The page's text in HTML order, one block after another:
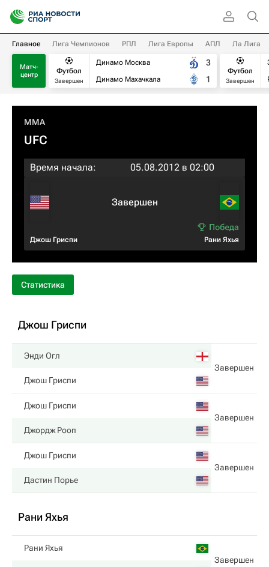
Главное Лига Чемпионов РПЛ Лига Европы АПЛ Ла Лига
Матч-
центр
Футбол
Завершен
Динамо Москва
Динамо Махачкала
3
1
Футбол
Завершен
MMA
UFC
Время начала: 05.08.2012 в 02:00
Джош Гриспи
Завершен
Рани Яхья
Статистика
Джош Гриспи
Энди Огл
Завершен
Джош Гриспи
Джош Гриспи
Завершен
Джордж Рооп
Джош Гриспи
Завершен
Дастин Порье
Рани Яхья
Рани Яхья
Завершен